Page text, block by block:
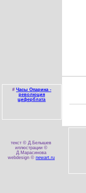
# Часы Опарина -
революция
циферблата
текст © Д.Белышев
иллюстрации ©
Д.Марасинова
webdesign © newart.ru